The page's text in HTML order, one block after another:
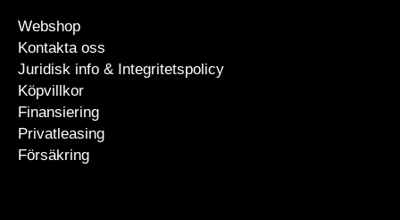
Webshop
Kontakta oss
Juridisk info & Integritetspolicy
Köpvillkor
Finansiering
Privatleasing
Försäkring